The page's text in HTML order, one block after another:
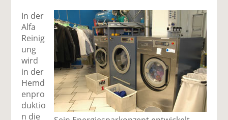
In der
Alfa
Reinig
ung
wird
in der
Hemd
enpro
duktio
n die